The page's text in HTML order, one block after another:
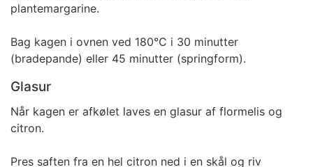
plantemargarine.
Bag kagen i ovnen ved 180°C i 30 minutter
(bradepande) eller 45 minutter (springform).
Glasur
Når kagen er afkølet laves en glasur af flormelis og
citron.
Pres saften fra en hel citron ned i en skål og riv